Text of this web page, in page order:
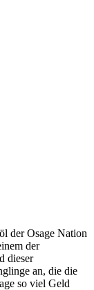
der Osage Nation
der
dieser
an, die die
so viel Geld